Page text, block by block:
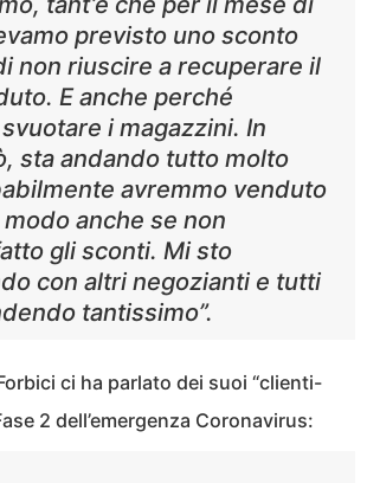
previsto uno sconto
non riuscire a recuperare il
E anche perché
i magazzini. In
sta andando tutto molto
avremmo venduto
anche se non
gli sconti. Mi sto
con altri negozianti e tutti
tantissimo”.
ci ha parlato dei suoi “clienti-
2 dell’emergenza Coronavirus: